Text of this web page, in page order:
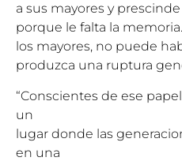
a sus mayores y
porque le falta la
los mayores, no puede
produzca una ruptura
“Conscientes de ese
un
lugar donde las
en una